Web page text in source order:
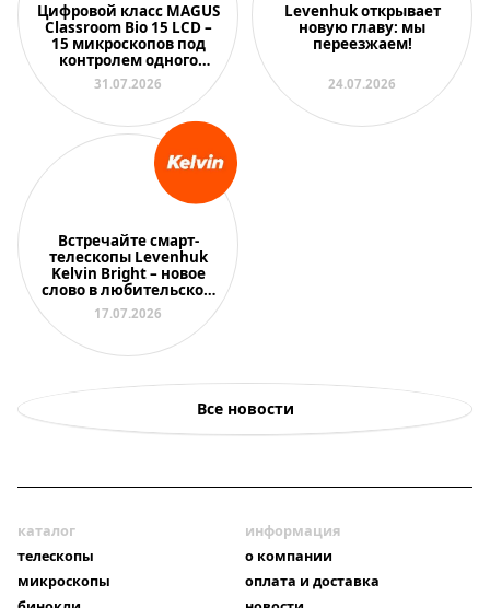
Цифровой класс MAGUS
Classroom Bio 15 LCD –
15 микроскопов под
контролем одного
преподавателя
31.07.2026
Levenhuk открывает
новую главу: мы
переезжаем!
24.07.2026
Встречайте смарт-
телескопы Levenhuk
Kelvin Bright – новое
слово в любительской
астрономии
17.07.2026
Все новости
каталог
телескопы
микроскопы
информация
о компании
оплата и доставка